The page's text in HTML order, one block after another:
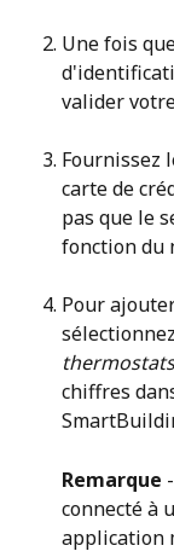
Une fois
valider
Fournissez
carte de
pas que le
fonction du
Pour
thermostats
chiffres
Remarque
connecté à
application